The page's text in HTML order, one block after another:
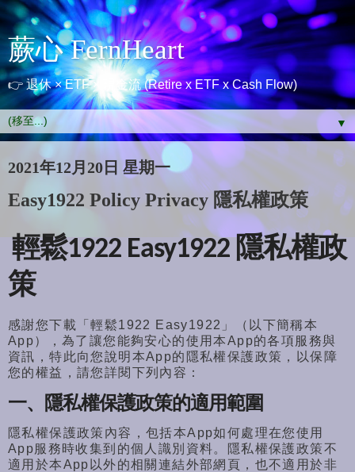
蕨心 FernHeart
👉 退休 × ETF × 現金流 (Retire x ETF x Cash Flow)
▼
2021年12月20日 星期一
Easy1922 Policy Privacy 隱私權政策
輕鬆1922 Easy1922 隱私權政
策
感謝您下載「輕鬆1922 Easy1922」（以下簡稱本
App）
，為了讓您能夠安心的使用本App的各項服務與
資訊，特此向您說明本App的隱私權保護政策，以保障
您的權益， 請您詳閱下列內容：
一、隱私權保護政策的適用範圍
隱私權保護政策內容， 包括本App如何處理在您使用
App服務時收集到的個人識別資料。隱私權保護政策不
適用於本App以外的相關連結外部網頁， 也不適用於非